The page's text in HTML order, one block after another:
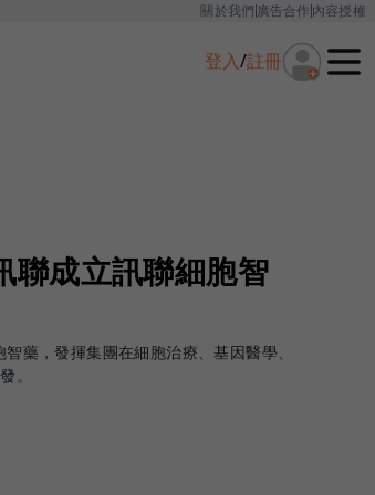
關於我們廣告合作內容授權
登入/註冊
聯成立訊聯細胞智
藥，發揮集團在細胞治療、基因醫學、
。